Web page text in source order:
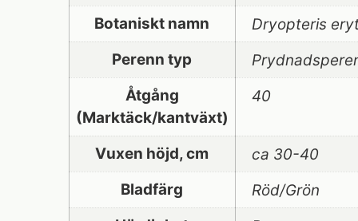
Botaniskt namn
Dryopteris
Perenn typ
Åtgång
(Marktäck/kantväxt)
40
Vuxen höjd, cm
ca 30-40
Bladfärg
Röd/Grön